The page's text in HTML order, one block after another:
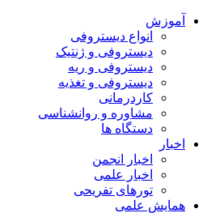
آموزش
انواع دیستروفی
دیستروفی و ژنتیک
دیستروفی و ریه
دیستروفی و تغذیه
کاردرمانی
مشاوره و روانشناسی
دستگاه ها
اخبار
اخبار انجمن
اخبار علمی
تورهای تفریحی
همایش علمی